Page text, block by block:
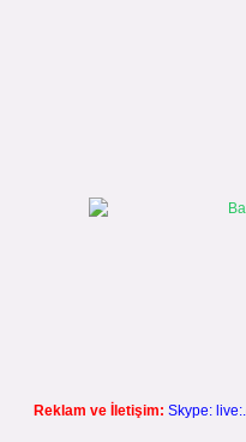
Reklam ve İletişim: Skype: